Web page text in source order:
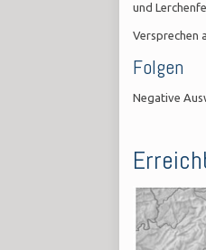
und
Versprechen
Folgen
Negative